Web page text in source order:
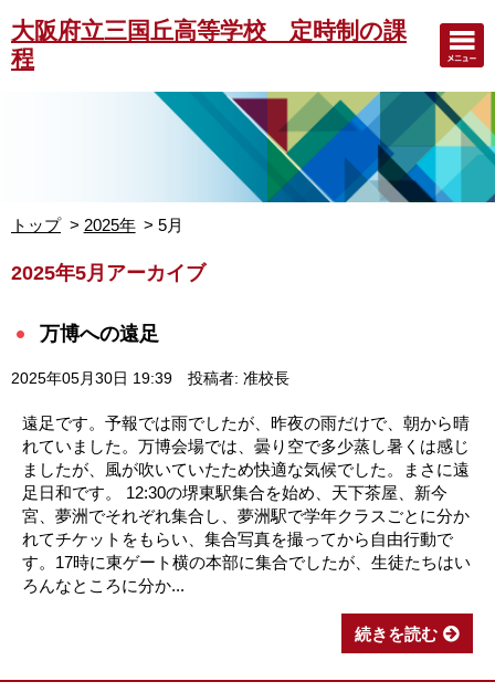
大阪府立三国丘高等学校 定時制の課
程
トップ 2025年 5月
2025年5月アーカイブ
万博への遠足
2025年05月30日 19:39 投稿者: 准校長
遠足です。予報では雨でしたが、昨夜の雨だけで、朝から晴
れていました。万博会場では、曇り空で多少蒸し暑くは感じ
ましたが、風が吹いていたため快適な気候でした。まさに遠
足日和です。 12:30の堺東駅集合を始め、天下茶屋、新今
宮、夢洲でそれぞれ集合し、夢洲駅で学年クラスごとに分か
れてチケットをもらい、集合写真を撮ってから自由行動で
す。17時に東ゲート横の本部に集合でしたが、生徒たちはい
ろんなところに分か...
続きを読む